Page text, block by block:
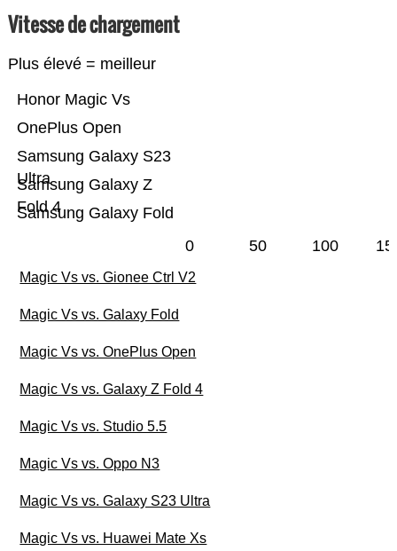
Vitesse de chargement
Plus élevé = meilleur
Samsung Galaxy Fold
Samsung Galaxy Z
Fold 4
Samsung Galaxy S23
Ultra
OnePlus Open
Honor Magic Vs
0 50 100
Magic Vs vs. Gionee Ctrl V2
Magic Vs vs. Galaxy Fold
Magic Vs vs. OnePlus Open
Magic Vs vs. Galaxy Z Fold 4
Magic Vs vs. Studio 5.5
Magic Vs vs. Oppo N3
Magic Vs vs. Galaxy S23 Ultra
Magic Vs vs. Huawei Mate Xs